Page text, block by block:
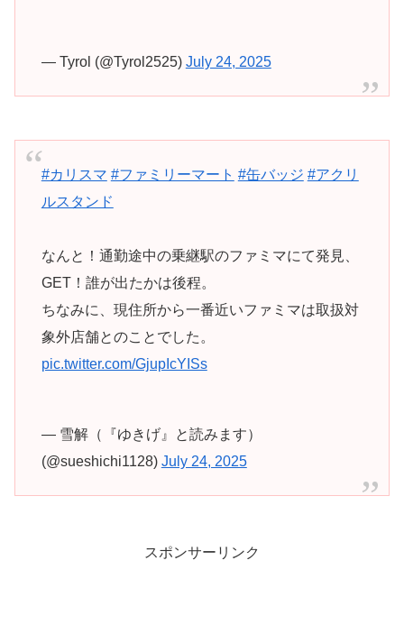
— Tyrol (@Tyrol2525) July 24, 2025
#カリスマ #ファミリーマート #缶バッジ #アクリ
ルスタンド
なんと！通勤途中の乗継駅のファミマにて発見、
GET！誰が出たかは後程。
ちなみに、現住所から一番近いファミマは取扱対
象外店舗とのことでした。
pic.twitter.com/GjupIcYISs
— 雪解（『ゆきげ』と読みます）
(@sueshichi1128) July 24, 2025
スポンサーリンク